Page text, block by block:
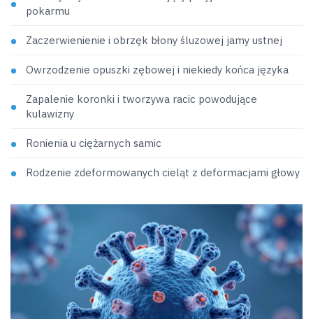
pokarmu
Zaczerwienienie i obrzęk błony śluzowej jamy ustnej
Owrzodzenie opuszki zębowej i niekiedy końca języka
Zapalenie koronki i tworzywa racic powodujące
kulawizny
Ronienia u ciężarnych samic
Rodzenie zdeformowanych cieląt z deformacjami głowy